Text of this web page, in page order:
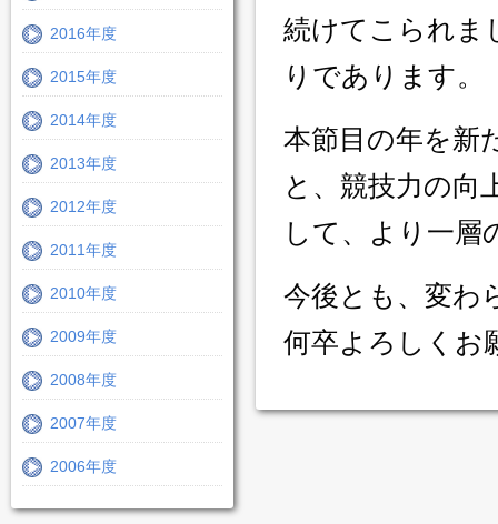
2016年度
2015年度
2014年度
2013年度
2012年度
2011年度
2010年度
2009年度
2008年度
2007年度
2006年度
続けてこられま
りであります。
本節目の年を新
と、競技力の向
して、より一層
今後とも、変わ
何卒よろしくお